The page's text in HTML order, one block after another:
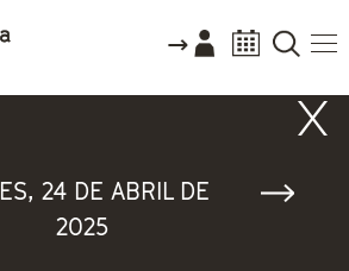
24 DE ABRIL DE
2025